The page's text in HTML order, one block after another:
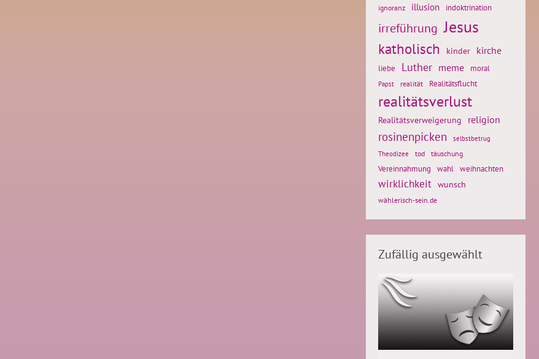
ignoranz
illusion indoktrination
irreführung Jesus
katholisch kinder kirche
liebe Luther meme moral
Papst realität Realitätsflucht
realitätsverlust
Realitätsverweigerung religion
rosinenpicken
selbstbetrug
Theodizee
tod täuschung
Vereinnahmung wahl weihnachten
wirklichkeit wunsch
wählerisch-sein.de
Zufällig ausgewählt